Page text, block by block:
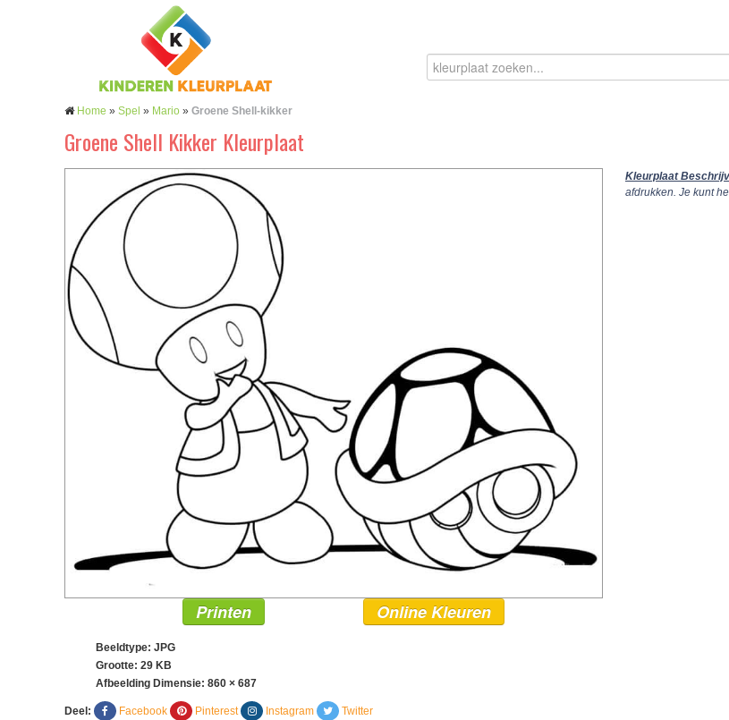
Home » Spel » Mario » Groene Shell-kikker
Groene Shell Kikker Kleurplaat
Kleurplaat
afdrukken. Je kunt
Printen Online Kleuren
Beeldtype: JPG
Grootte: 29 KB
Afbeelding Dimensie: 860 × 687
Deel: Facebook Pinterest Instagram Twitter